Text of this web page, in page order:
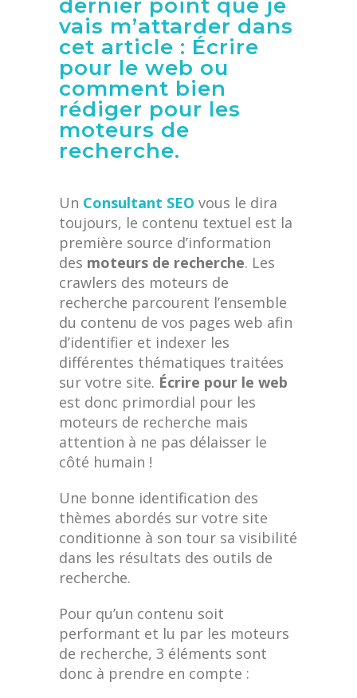
dernier point que je
vais m’attarder dans
cet article : Écrire
pour le web ou
comment bien
rédiger pour les
moteurs de
recherche.
Un Consultant SEO vous le dira
toujours, le contenu textuel est la
première source d’information
des moteurs de recherche. Les
crawlers des moteurs de
recherche parcourent l’ensemble
du contenu de vos pages web afin
d’identifier et indexer les
différentes thématiques traitées
sur votre site. Écrire pour le web
est donc primordial pour les
moteurs de recherche mais
attention à ne pas délaisser le
côté humain !
Une bonne identification des
thèmes abordés sur votre site
conditionne à son tour sa visibilité
dans les résultats des outils de
recherche.
Pour qu’un contenu soit
performant et lu par les moteurs
de recherche, 3 éléments sont
donc à prendre en compte :